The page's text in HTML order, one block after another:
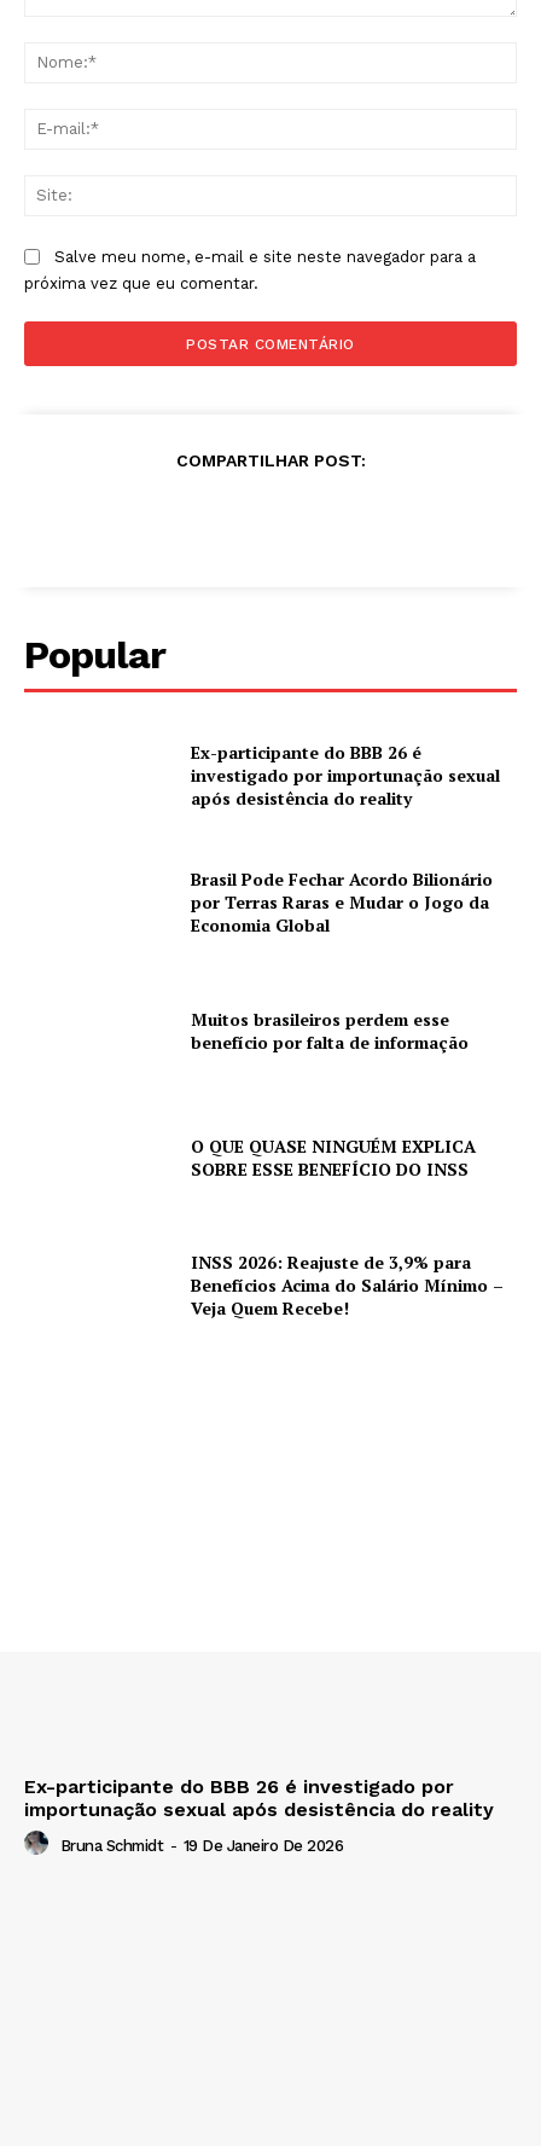
Salve meu nome, e-mail e site neste navegador para a
próxima vez que eu comentar.
COMPARTILHAR POST:
Popular
Ex-participante do BBB 26 é
investigado por importunação sexual
após desistência do reality
Brasil Pode Fechar Acordo Bilionário
por Terras Raras e Mudar o Jogo da
Economia Global
Muitos brasileiros perdem esse
benefício por falta de informação
O QUE QUASE NINGUÉM EXPLICA
SOBRE ESSE BENEFÍCIO DO INSS
INSS 2026: Reajuste de 3,9% para
Benefícios Acima do Salário Mínimo –
Veja Quem Recebe!
Ex-participante do BBB 26 é investigado por
importunação sexual após desistência do reality
Bruna Schmidt - 19 De Janeiro De 2026